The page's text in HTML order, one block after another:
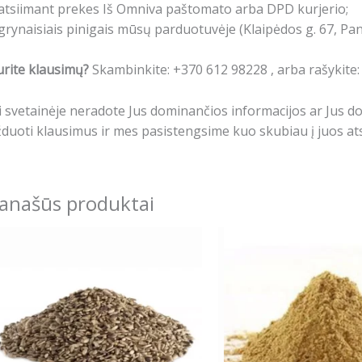
prekes Iš Omniva paštomato arba DPD kurjerio;
pinigais mūsų parduotuvėje (Klaipėdos g. 67,
klausimų?Skambinkite: +370 612 98228 , arba
svetainėje neradote Jus dominančios informacijos ar Jus
klausimus ir mes pasistengsime kuo skubiau į juos
produktai
multiple
variants.
The
options
has
The